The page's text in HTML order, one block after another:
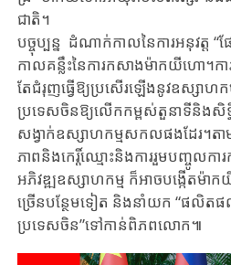
ជាតិ។
បច្ចុប្បន្ន ​ ដំណាក់កាល​នៃ​ការ​អនុវត្ត “
កាល​គន្លឹះ​នៃ​ការ​កសាង​ម៉ាកយីហោ។​
តែ​ជំរុញ​ធ្វើ​ឱ្យ​ប្រសើរឡើង​នូវឧស្សាហ
ប្រទេសចិន​ឱ្យ​លើកកម្ពស់​តួនាទី​និង​សិ
សង្វាក់ឧស្សាហកម្មសកលផងដែរ។តា
ភាព​និងកេរ្តិ៍ឈ្មោះ​និង​ការរួមបញ្ចូលក
អភិវឌ្ឍឧស្សាហកម្ម ​ក៏​អាច​បង្កើត​ម៉
ច្រើន​បន្ថែមទៀត ​និងនាំយក ​“ផលិ
ប្រទេសចិន”ទៅកាន់ពិភពលោក៕